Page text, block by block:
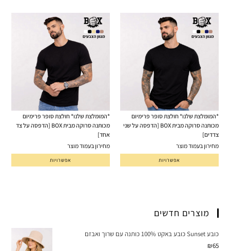
*המומלצת שלנו* חולצת סופר פרימיום
מכותנה סרוקה מבית BOX [הדפסה על שני
צדדים]
מחירון בעמוד מוצר
אפשרויות
*המומלצת שלנו* חולצת סופר פרימיום
מכותנה סרוקה מבית BOX [הדפסה על צד
אחד]
מחירון בעמוד מוצר
אפשרויות
מוצרים חדשים
כובע Sunset כובע באקט 100% כותנה עם שרוך ואבזם
₪65